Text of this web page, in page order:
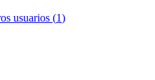
usuarios (1)